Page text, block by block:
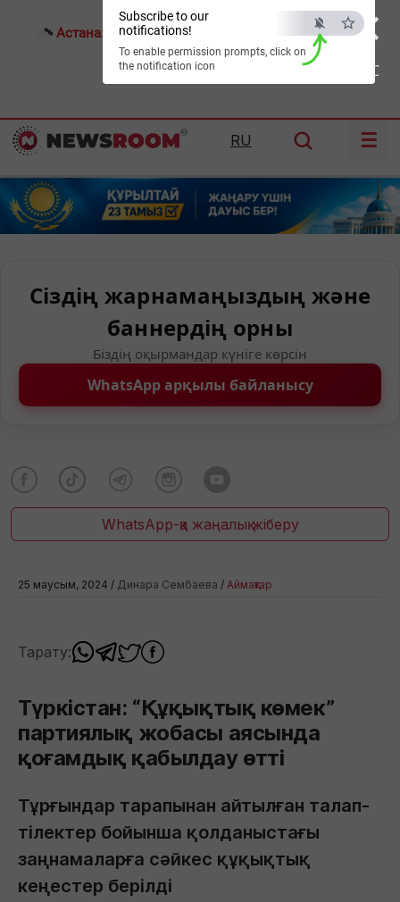
×
ESC
Subscribe to our
notifications!
To enable permission prompts, click on
the notification icon
Астана: 22°C Алматы: Шымкент:31°C
RU ☰
Сіздің жарнамаңыздың және
баннердің орны
Біздің оқырмандар күніге көрсін
WhatsApp арқылы байланысу
WhatsApp-қа жаңалық жіберу
25 маусым, 2024 / Динара Сембаева / Аймақтар
Тарату:
Түркістан: “Құқықтық көмек”
партиялық жобасы аясында
қоғамдық қабылдау өтті
Тұрғындар тарапынан айтылған талап-
тілектер бойынша қолданыстағы
заңнамаларға сәйкес құқықтық
кеңестер берілді